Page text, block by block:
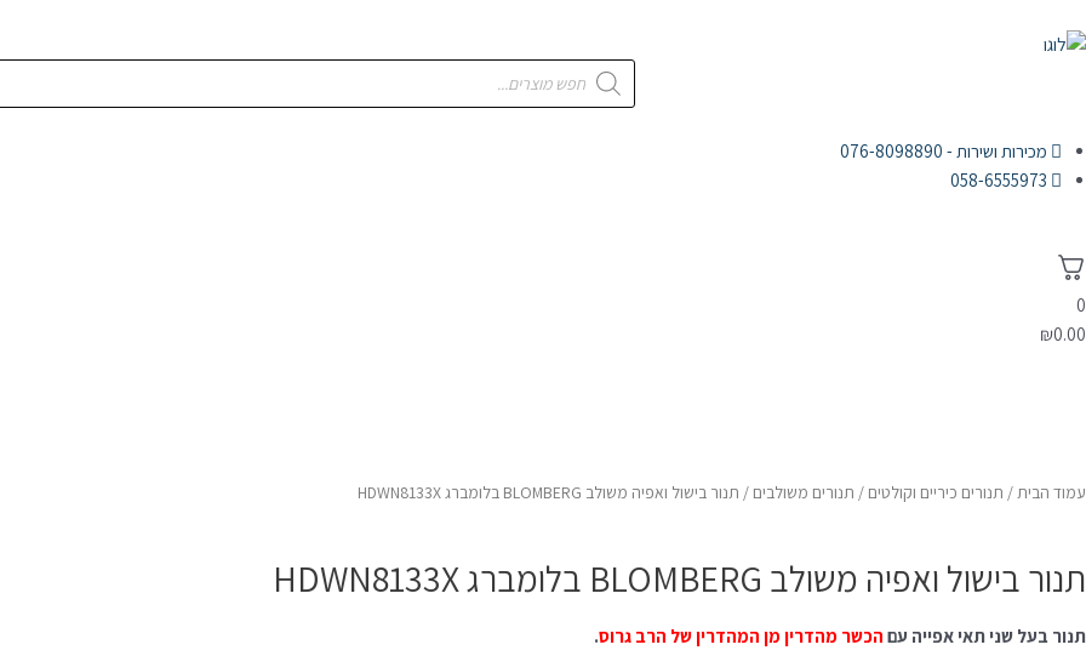
מכירות ושירות - 076-8098890
058-6555973
0
₪0.00
עמוד הבית/ תנורים כיריים וקולטים / תנורים משולבים / תנור בישול ואפיה משולב BLOMBERG בלומברג HDWN8133X
תנור בישול ואפיה משולב BLOMBERG בלומברג HDWN8133X
תנור בעל שני תאי אפייה עם הכשר מהדרין מן המהדרין של הרב גרוס.